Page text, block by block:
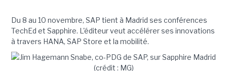
Du 8 au 10 novembre, SAP tient à Madrid ses conférences
TechEd et Sapphire. L'éditeur veut accélérer ses innovations
à travers HANA, SAP Store et la mobilité.